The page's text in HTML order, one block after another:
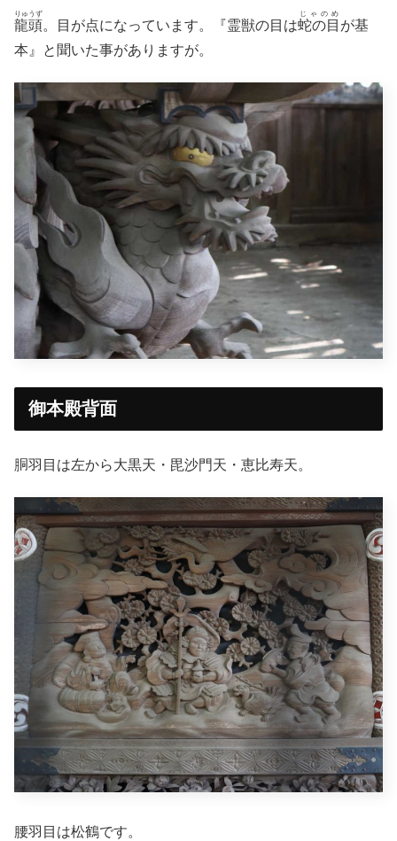
龍頭
りゅうず
。目が点になっています。『霊獣の目は蛇の目
じゃのめ
が基
本』と聞いた事がありますが。
御本殿背面
胴羽目は左から大黒天・毘沙門天・恵比寿天。
腰羽目は松鶴です。